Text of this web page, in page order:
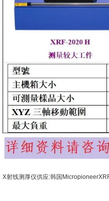
X射线测厚仪供应:韩国